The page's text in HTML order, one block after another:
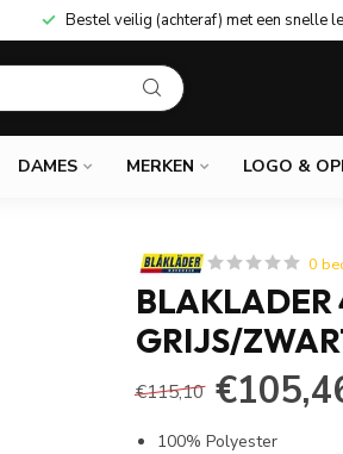
Bestel veilig (achteraf) met een snelle
DAMES MERKEN LOGO &
0
BLAKLADER
GRIJS/
€115,10
100% Polyester